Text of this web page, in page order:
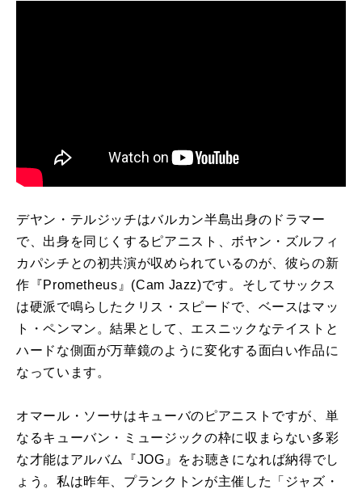
デヤン・テルジッチはバルカン半島出身のドラマー
で、出身を同じくするピアニスト、ボヤン・ズルフィ
カパシチとの初共演が収められているのが、彼らの新
作『Prometheus』(Cam Jazz)です。そしてサックス
は硬派で鳴らしたクリス・スピードで、ベースはマッ
ト・ペンマン。結果として、エスニックなテイストと
ハードな側面が万華鏡のように変化する面白い作品に
なっています。
オマール・ソーサはキューバのピアニストですが、単
なるキューバン・ミュージックの枠に収まらない多彩
な才能はアルバム『JOG』をお聴きになれば納得でし
ょう。私は昨年、プランクトンが主催した「ジャズ・